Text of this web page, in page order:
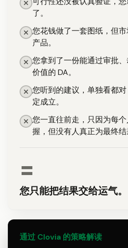
了。
您花钱做了一套图纸，但
产品。
您拿到了一份能通过审批
价值的 DA。
您听到的建议，单独看都
定成立。
您一直往前走，只因为每
握，但没有人真正为最终结
=
您只能把结果交给运气。
通过 Clovia 的策略解读